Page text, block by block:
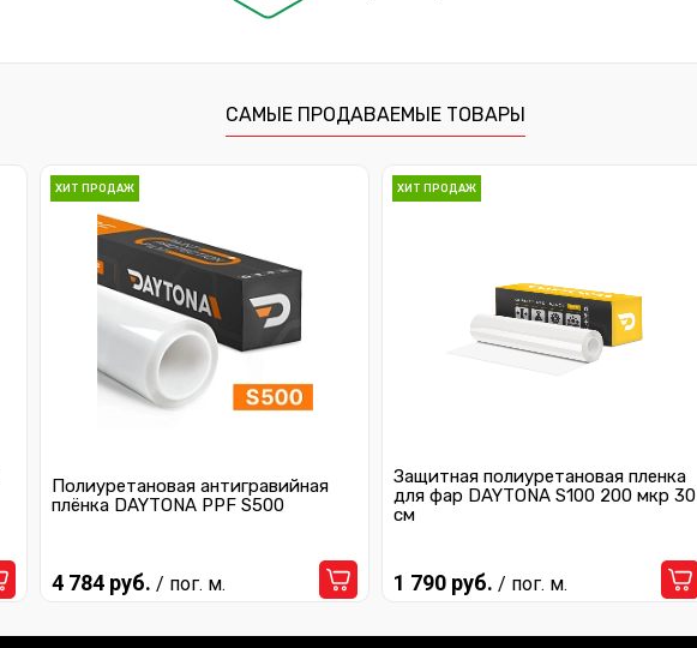
САМЫЕ ПРОДАВАЕМЫЕ ТОВАРЫ
ХИТ ПРОДАЖ
Полиуретановая антигравийная
плёнка DAYTONA PPF S500
4 784 руб. / пог. м.
ХИТ ПРОДАЖ
Защитная полиуретановая пленка
для фар DAYTONA S100 200 мкр 30
см
1 790 руб. / пог. м.